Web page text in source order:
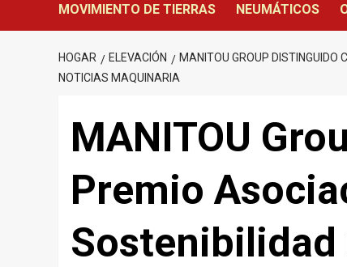
MOVIMIENTO DE TIERRAS NEUMÁTICOS
HOGAR ELEVACIÓN MANITOU GROUP DISTINGUIDO
NOTICIAS MAQUINARIA
MANITOU
Premio